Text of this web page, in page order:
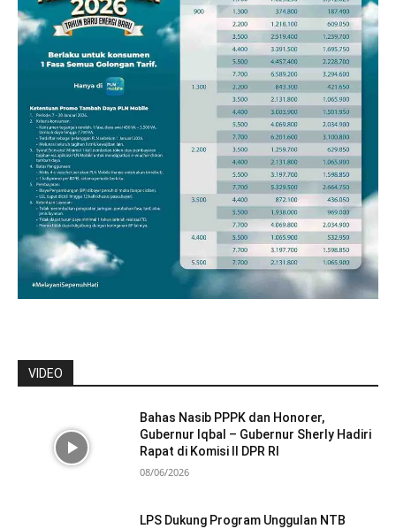
VIDEO
Bahas Nasib PPPK dan Honorer,
Gubernur Iqbal – Gubernur Sherly Hadiri
Rapat di Komisi II DPR RI
08/06/2026
LPS Dukung Program Unggulan NTB